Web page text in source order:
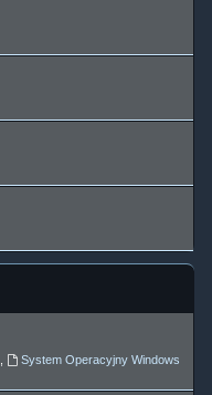
System Operacyjny Windows